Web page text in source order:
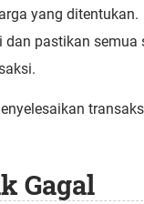
yang ditentukan.
pastikan semua
Gagal